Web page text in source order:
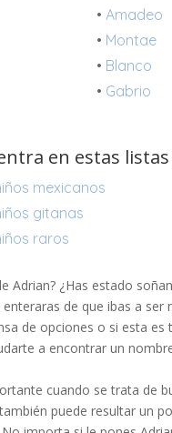
•Amadeo
• Montae
• Blanco
• Gabrio
en estas
mexicanos
gitanas
raros
Adrian? ¿Has estado
de que ibas a
de opciones o si esta
a encontrar un
cuando se trata de
puede resultar un